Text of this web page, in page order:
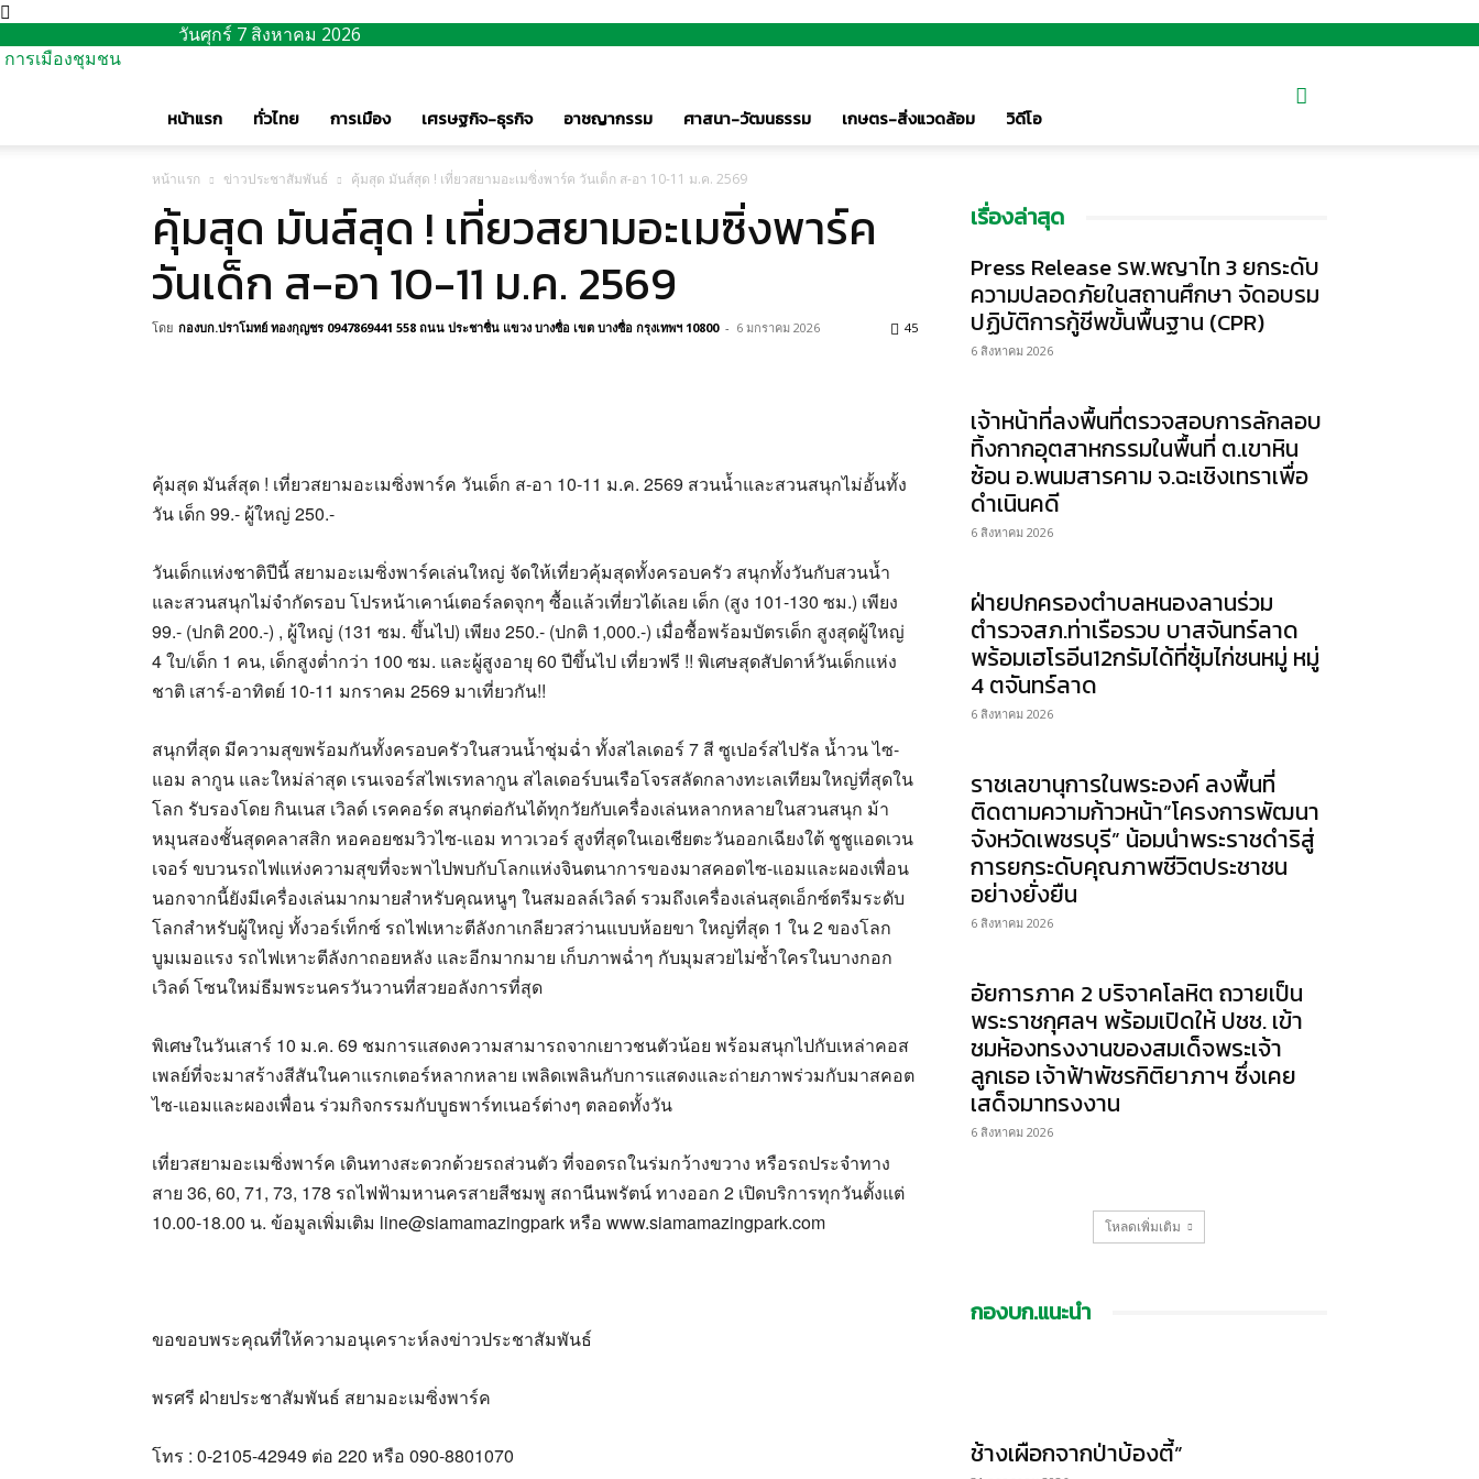
วันศุกร์ 7 สิงหาคม 2026
การเมืองชุมชน
หน้าแรก ทั่วไทย การเมือง เศรษฐกิจ-ธุรกิจ อาชญากรรม ศาสนา-วัฒนธรรม เกษตร-สิ่งแวดล้อม วิดีโอ
หน้าแรก ข่าวประชาสัมพันธ์ คุ้มสุด มันส์สุด ! เที่ยวสยามอะเมซิ่งพาร์ค วันเด็ก ส-อา 10-11 ม.ค. 2569
คุ้มสุด มันส์สุด ! เที่ยวสยามอะเมซิ่งพาร์ค
วันเด็ก ส-อา 10-11 ม.ค. 2569
โดย กองบก.ปราโมทย์ ทองกุญชร 0947869441 558 ถนน ประชาชื่น แขวง บางซื่อ เขต บางซื่อ กรุงเทพฯ 10800 - 6 มกราคม 2026 45
คุ้มสุด มันส์สุด ! เที่ยวสยามอะเมซิ่งพาร์ค วันเด็ก ส-อา 10-11 ม.ค. 2569 สวนน้ำและสวนสนุกไม่อั้นทั้ง
วัน เด็ก 99.- ผู้ใหญ่ 250.-
วันเด็กแห่งชาติปีนี้ สยามอะเมซิ่งพาร์คเล่นใหญ่ จัดให้เที่ยวคุ้มสุดทั้งครอบครัว สนุกทั้งวันกับสวนน้ำ
และสวนสนุกไม่จำกัดรอบ โปรหน้าเคาน์เตอร์ลดจุกๆ ซื้อแล้วเที่ยวได้เลย เด็ก (สูง 101-130 ซม.) เพียง
99.- (ปกติ 200.-) , ผู้ใหญ่ (131 ซม. ขึ้นไป) เพียง 250.- (ปกติ 1,000.-) เมื่อซื้อพร้อมบัตรเด็ก สูงสุดผู้ใหญ่
4 ใบ/เด็ก 1 คน, เด็กสูงต่ำกว่า 100 ซม. และผู้สูงอายุ 60 ปีขึ้นไป เที่ยวฟรี !! พิเศษสุดสัปดาห์วันเด็กแห่ง
ชาติ เสาร์-อาทิตย์ 10-11 มกราคม 2569 มาเที่ยวกัน!!
สนุกที่สุด มีความสุขพร้อมกันทั้งครอบครัวในสวนน้ำชุ่มฉ่ำ ทั้งสไลเดอร์ 7 สี ซูเปอร์สไปรัล น้ำวน ไซ-
แอม ลากูน และใหม่ล่าสุด เรนเจอร์สไพเรทลากูน สไลเดอร์บนเรือโจรสลัดกลางทะเลเทียมใหญ่ที่สุดใน
โลก รับรองโดย กินเนส เวิลด์ เรคคอร์ด สนุกต่อกันได้ทุกวัยกับเครื่องเล่นหลากหลายในสวนสนุก ม้า
หมุนสองชั้นสุดคลาสสิก หอคอยชมวิวไซ-แอม ทาวเวอร์ สูงที่สุดในเอเชียตะวันออกเฉียงใต้ ชูชูแอดเวน
เจอร์ ขบวนรถไฟแห่งความสุขที่จะพาไปพบกับโลกแห่งจินตนาการของมาสคอตไซ-แอมและผองเพื่อน
นอกจากนี้ยังมีเครื่องเล่นมากมายสำหรับคุณหนูๆ ในสมอลล์เวิลด์ รวมถึงเครื่องเล่นสุดเอ็กซ์ตรีมระดับ
โลกสำหรับผู้ใหญ่ ทั้งวอร์เท็กซ์ รถไฟเหาะตีลังกาเกลียวสว่านแบบห้อยขา ใหญ่ที่สุด 1 ใน 2 ของโลก
บูมเมอแรง รถไฟเหาะตีลังกาถอยหลัง และอีกมากมาย เก็บภาพฉ่ำๆ กับมุมสวยไม่ซ้ำใครในบางกอก
เวิลด์ โซนใหม่ธีมพระนครวันวานที่สวยอลังการที่สุด
พิเศษในวันเสาร์ 10 ม.ค. 69 ชมการแสดงความสามารถจากเยาวชนตัวน้อย พร้อมสนุกไปกับเหล่าคอส
เพลย์ที่จะมาสร้างสีสันในคาแรกเตอร์หลากหลาย เพลิดเพลินกับการแสดงและถ่ายภาพร่วมกับมาสคอต
ไซ-แอมและผองเพื่อน ร่วมกิจกรรมกับบูธพาร์ทเนอร์ต่างๆ ตลอดทั้งวัน
เที่ยวสยามอะเมซิ่งพาร์ค เดินทางสะดวกด้วยรถส่วนตัว ที่จอดรถในร่มกว้างขวาง หรือรถประจำทาง
สาย 36, 60, 71, 73, 178 รถไฟฟ้ามหานครสายสีชมพู สถานีนพรัตน์ ทางออก 2 เปิดบริการทุกวันตั้งแต่
10.00-18.00 น. ข้อมูลเพิ่มเติม line@siamamazingpark หรือ www.siamamazingpark.com
ขอขอบพระคุณที่ให้ความอนุเคราะห์ลงข่าวประชาสัมพันธ์
พรศรี ฝ่ายประชาสัมพันธ์ สยามอะเมซิ่งพาร์ค
โทร : 0-2105-42949 ต่อ 220 หรือ 090-8801070
เรื่องล่าสุด
Press Release รพ.พญาไท 3 ยกระดับ
ความปลอดภัยในสถานศึกษา จัดอบรม
ปฏิบัติการกู้ชีพขั้นพื้นฐาน (CPR)
6 สิงหาคม 2026
เจ้าหน้าที่ลงพื้นที่ตรวจสอบการลักลอบ
ทิ้งกากอุตสาหกรรมในพื้นที่ ต.เขาหิน
ซ้อน อ.พนมสารคาม จ.ฉะเชิงเทราเพื่อ
ดำเนินคดี
6 สิงหาคม 2026
ฝ่ายปกครองตำบลหนองลานร่วม
ตำรวจสภ.ท่าเรือรวบ บาสจันทร์ลาด
พร้อมเฮโรอีน12กรัมได้ที่ซุ้มไก่ชนหมู่ หมู่
4 ตจันทร์ลาด
6 สิงหาคม 2026
ราชเลขานุการในพระองค์ ลงพื้นที่
ติดตามความก้าวหน้า”โครงการพัฒนา
จังหวัดเพชรบุรี” น้อมนำพระราชดำริสู่
การยกระดับคุณภาพชีวิตประชาชน
อย่างยั่งยืน
6 สิงหาคม 2026
อัยการภาค 2 บริจาคโลหิต ถวายเป็น
พระราชกุศลฯ พร้อมเปิดให้ ปชช. เข้า
ชมห้องทรงงานของสมเด็จพระเจ้า
ลูกเธอ เจ้าฟ้าพัชรกิติยาภาฯ ซึ่งเคย
เสด็จมาทรงงาน
6 สิงหาคม 2026
โหลดเพิ่มเติม
กองบก.แนะนำ
ช้างเผือกจากป่าบ้องตี้”